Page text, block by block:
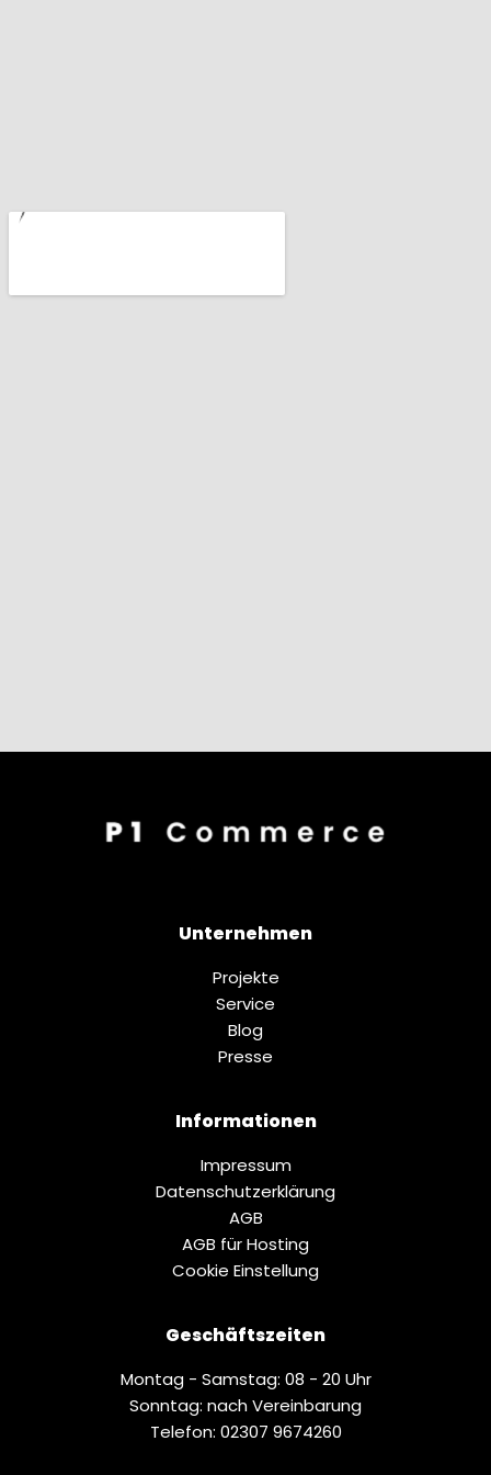
Unternehmen
Projekte
Service
Blog
Presse
Informationen
Impressum
Datenschutz­erklärung
AGB
AGB für Hosting
Cookie Einstellung
Geschäftszeiten
Montag - Samstag: 08 - 20 Uhr
Sonntag: nach Vereinbarung
Telefon: 02307 9674260